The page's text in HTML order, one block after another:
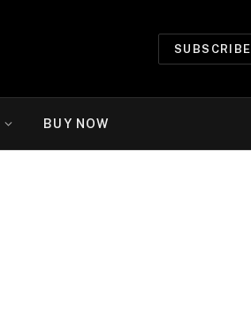
SUBSCRIBE
BUY NOW